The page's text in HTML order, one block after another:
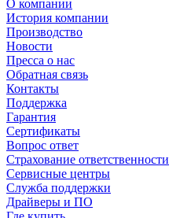
О компании
История компании
Производство
Новости
Пресса о нас
Обратная связь
Контакты
Поддержка
Гарантия
Сертификаты
Вопрос ответ
Страхование ответственности
Сервисные центры
Служба поддержки
Драйверы и ПО